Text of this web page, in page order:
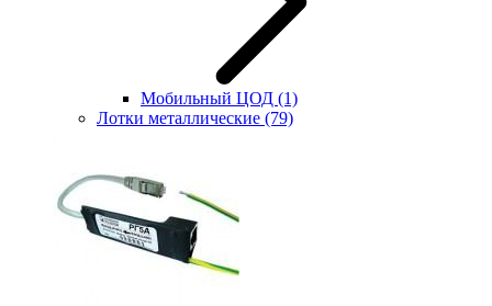
Мобильный ЦОД (1)
Лотки металлические (79)